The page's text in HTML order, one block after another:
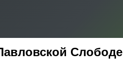
Слободе